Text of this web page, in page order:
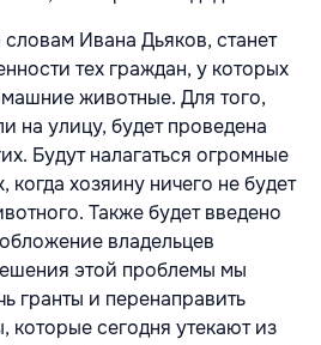
Ивана Дьяков, станет
тех граждан, у которых
животные. Для того,
на улицу, будет проведена
Будут налагаться огромные
когда хозяину ничего не будет
Также будет введено
владельцев
этой проблемы мы
гранты и перенаправить
сегодня утекают из